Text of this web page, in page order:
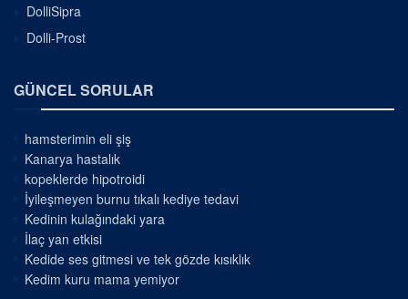
DolliSipra
Dolli-Prost
GÜNCEL SORULAR
hamsterimin eli şiş
Kanarya hastalık
kopeklerde hipotroidi
İyileşmeyen burnu tıkalı kediye tedavi
Kedinin kulağındaki yara
İlaç yan etkisi
Kedide ses gitmesi ve tek gözde kısıklık
Kedim kuru mama yemiyor